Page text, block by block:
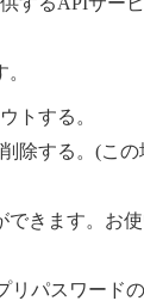
トする。
除する。(こ
きます。お
リパスワード